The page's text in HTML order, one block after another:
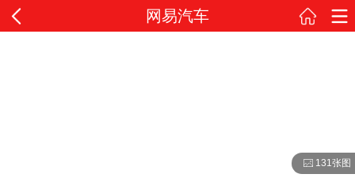
网易汽车
131张图